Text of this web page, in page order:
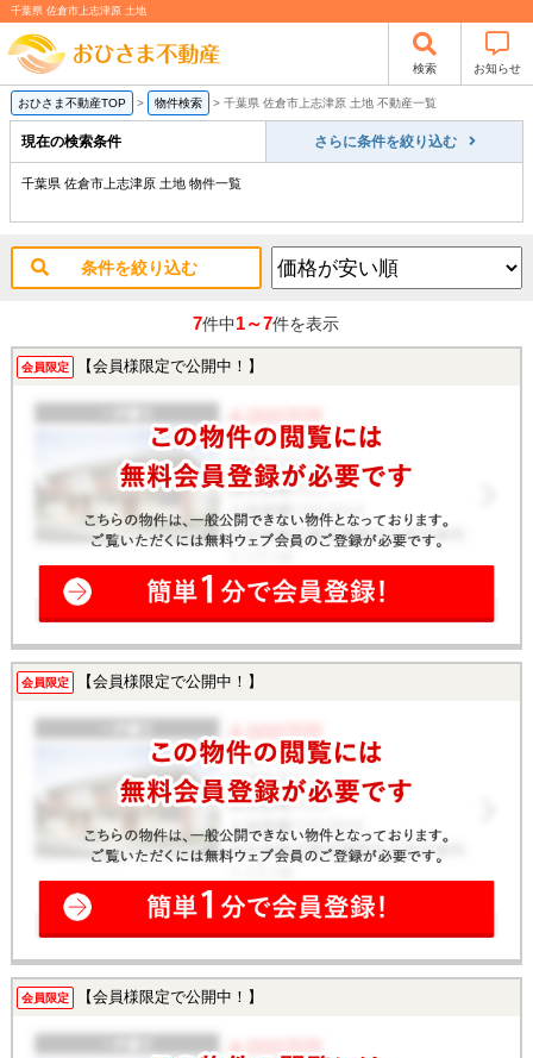
千葉県 佐倉市上志津原 土地
検索 お知らせ
おひさま不動産TOP > 物件検索 > 千葉県 佐倉市上志津原 土地 不動産一覧
現在の検索条件 さらに条件を絞り込む
千葉県 佐倉市上志津原 土地 物件一覧
条件を絞り込む
7件中1～7件を表示
会員限定 【会員様限定で公開中！】
会員限定 【会員様限定で公開中！】
会員限定 【会員様限定で公開中！】